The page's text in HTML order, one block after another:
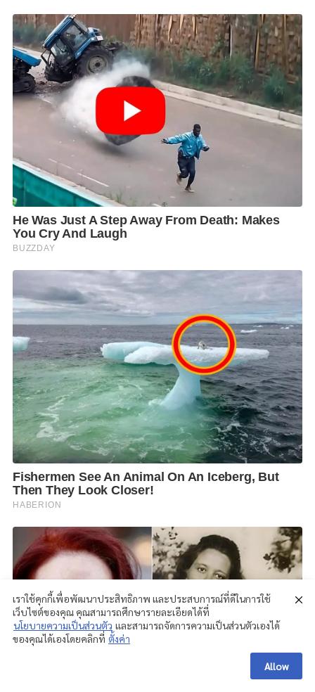
เราใช้คุกกี้เพื่อพัฒนาประสิทธิภาพ และประสบการณ์ที่ดีในการใช้
เว็บไซต์ของคุณ คุณสามารถศึกษารายละเอียดได้ที่
นโยบายความเป็นส่วนตัว และสามารถจัดการความเป็นส่วนตัวเองได้
ของคุณได้เองโดยคลิกที่ ตั้งค่า
Allow